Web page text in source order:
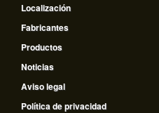
Localización
Fabricantes
Productos
Noticias
Aviso legal
Política de privacidad